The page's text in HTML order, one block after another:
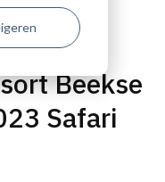
Beekse
Safari